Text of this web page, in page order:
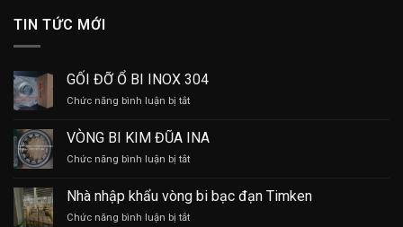
TIN TỨC MỚI
GỐI ĐỠ Ổ BI INOX 304
Chức năng bình luận bị tắtở
ĐỠ
Ổ
BI
304
VÒNG BI KIM ĐŨA INA
Chức năng bình luận bị tắtở
BI
KIM
ĐŨA
Nhà nhập khẩu vòng bi bạc đạn Timken
Chức năng bình luận bị tắtở